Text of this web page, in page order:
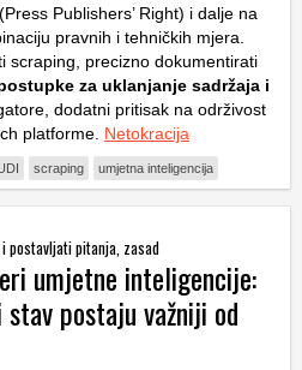
Press Publishers’ Right) i dalje na
pravnih i tehničkih mjera.
scraping , precizno dokumentirati
za uklanjanje sadržaja i
dodatni pritisak na održivost
platforme. Netokracija
scraping umjetna inteligencija
postavljati pitanja, zasad
umjetne inteligencije:
postaju važniji od